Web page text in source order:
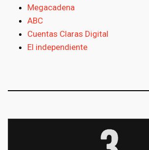
Megacadena
ABC
Cuentas Claras Digital
El independiente